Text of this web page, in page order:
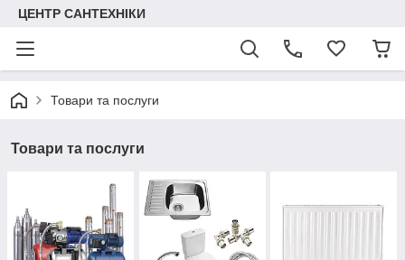
ЦЕНТР САНТЕХНІКИ
Товари та послуги
Товари та послуги